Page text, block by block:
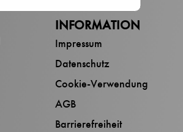
INFORMATION
Impressum
Datenschutz
Cookie-Verwendung
AGB
Barrierefreiheit